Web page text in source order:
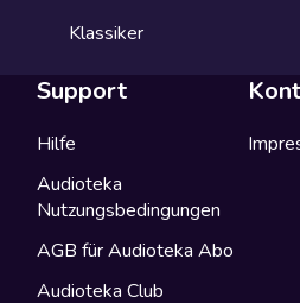
Klassiker
Support
Hilfe
Audioteka
Nutzungsbedingungen
AGB für Audioteka Abo
Audioteka Club